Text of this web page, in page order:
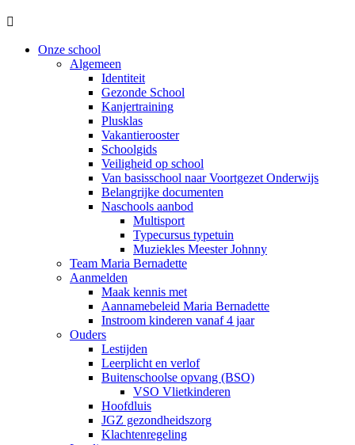

Onze school
Algemeen
Identiteit
Gezonde School
Kanjertraining
Plusklas
Vakantierooster
Schoolgids
Veiligheid op school
Van basisschool naar Voortgezet Onderwijs
Belangrijke documenten
Naschools aanbod
Multisport
Typecursus typetuin
Muziekles Meester Johnny
Team Maria Bernadette
Aanmelden
Maak kennis met
Aannamebeleid Maria Bernadette
Instroom kinderen vanaf 4 jaar
Ouders
Lestijden
Leerplicht en verlof
Buitenschoolse opvang (BSO)
VSO Vlietkinderen
Hoofdluis
JGZ gezondheidszorg
Klachtenregeling